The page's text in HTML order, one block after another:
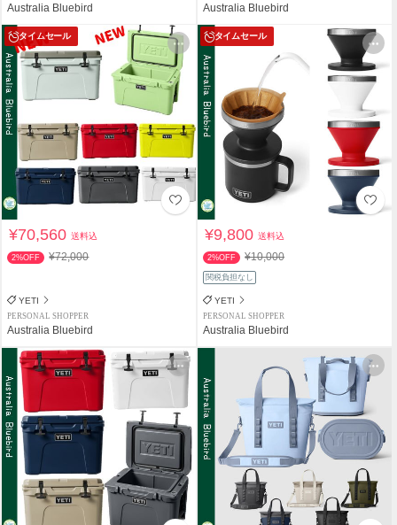
Australia Bluebird Australia Bluebird
タイムセール
¥70,560送料込
2%OFF ¥72,000
YETI
PERSONAL SHOPPER
Australia Bluebird
タイムセール
¥9,800送料込
2%OFF ¥10,000
関税負担なし
YETI
PERSONAL SHOPPER
Australia Bluebird